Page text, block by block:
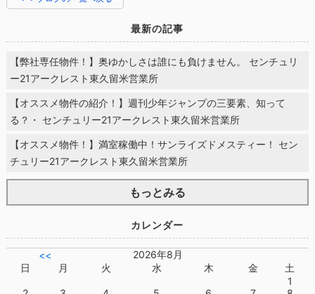
最新の記事
【弊社専任物件！】奥ゆかしさは誰にも負けません。 センチュリ
ー21アークレスト東久留米営業所
【オススメ物件の紹介！】週刊少年ジャンプの三要素、知って
る？・ センチュリー21アークレスト東久留米営業所
【オススメ物件！】満室稼働中！サンライズドメスティー！ セン
チュリー21アークレスト東久留米営業所
もっとみる
カレンダー
<<
2026年8月
日
月 火 水 木 金
土
1